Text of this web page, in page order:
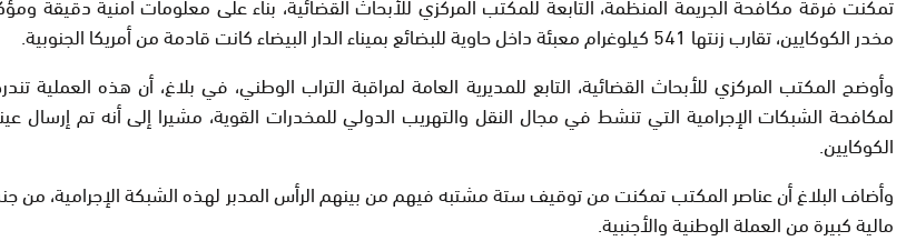
مخدر الكوكايين، تقارب زنتها 541 كيلوغرام معبئة داخل حاوية للبضائع بميناء الدار البيضاء كانت قادمة من أمريكا الجنوبية.
وأوضح المكتب المركزي للأبحاث القضائية، التابع للمديرية العامة لمراقبة التراب الوطني، في بلاغ، أن هذه العملية
لمكافحة الشبكات الإجرامية التي تنشط في مجال النقل والتهريب الدولي للمخدرات القوية، مشيرا إلى أنه تم إرسال
الكوكايين.
وأضاف البلاغ أن عناصر المكتب تمكنت من توقيف ستة مشتبه فيهم من بينهم الرأس المدبر لهذه الشبكة الإجرامية، من
مالية كبيرة من العملة الوطنية والأجنبية.